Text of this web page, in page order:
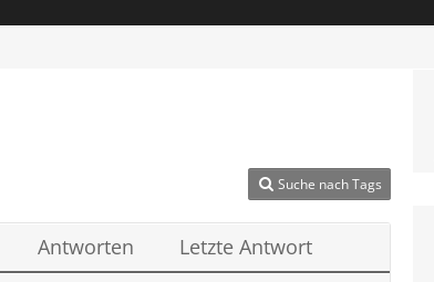
Suche nach Tags
Antworten
Letzte Antwort